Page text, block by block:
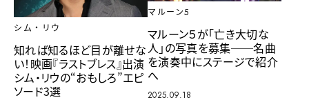
シム・リウ
知れば知るほど目が離せな
い！映画『ラストブレス』出演
シム・リウの“おもしろ”エピ
ソード3選
マルーン5
マルーン５が「亡き大切な
人」の写真を募集──名曲
を演奏中にステージで紹介
へ
2025.09.18